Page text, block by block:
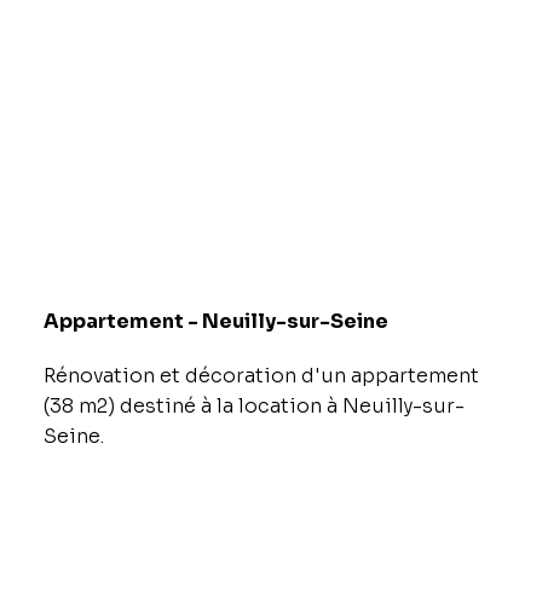
Rénovation et décoration d'un appartement
(38 m2) destiné à la location à Neuilly-sur-
Seine.
Appartement - Neuilly-sur-Seine